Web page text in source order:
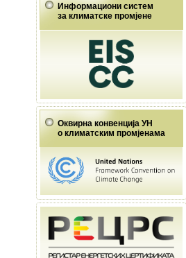
Информациони систем
за климатске промјене
Оквирна конвенција УН
о климатским промјенама